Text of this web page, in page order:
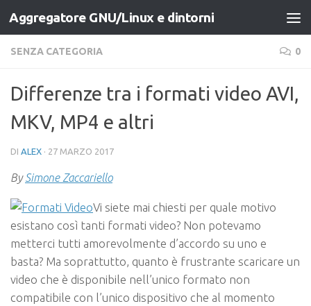
Salta al contenuto
Aggregatore GNU/Linux e dintorni
SENZA CATEGORIA 0
Differenze tra i formati video AVI,
MKV, MP4 e altri
DI ALEX · 27 MARZO 2017
BySimone Zaccariello
Vi siete mai chiesti per quale motivo
esistano così tanti formati video? Non potevamo
metterci tutti amorevolmente d’accordo su uno e
basta? Ma soprattutto, quanto è frustrante scaricare un
video che è disponibile nell’unico formato non
compatibile con l’unico dispositivo che al momento